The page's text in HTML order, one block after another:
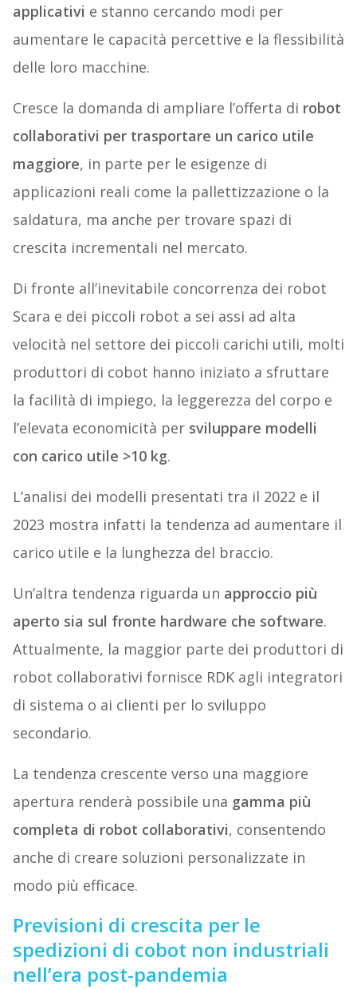
applicativi e stanno cercando modi per
aumentare le capacità percettive e la flessibilità
delle loro macchine.
Cresce la domanda di ampliare l’offerta di robot
collaborativi per trasportare un carico utile
maggiore, in parte per le esigenze di
applicazioni reali come la pallettizzazione o la
saldatura, ma anche per trovare spazi di
crescita incrementali nel mercato.
Di fronte all’inevitabile concorrenza dei robot
Scara e dei piccoli robot a sei assi ad alta
velocità nel settore dei piccoli carichi utili, molti
produttori di cobot hanno iniziato a sfruttare
la facilità di impiego, la leggerezza del corpo e
l’elevata economicità per sviluppare modelli
con carico utile >10 kg.
L’analisi dei modelli presentati tra il 2022 e il
2023 mostra infatti la tendenza ad aumentare il
carico utile e la lunghezza del braccio.
Un’altra tendenza riguarda un approccio più
aperto sia sul fronte hardware che software.
Attualmente, la maggior parte dei produttori di
robot collaborativi fornisce RDK agli integratori
di sistema o ai clienti per lo sviluppo
secondario.
La tendenza crescente verso una maggiore
apertura renderà possibile una gamma più
completa di robot collaborativi, consentendo
anche di creare soluzioni personalizzate in
modo più efficace.
Previsioni di crescita per le
spedizioni di cobot non industriali
nell’era post-pandemia